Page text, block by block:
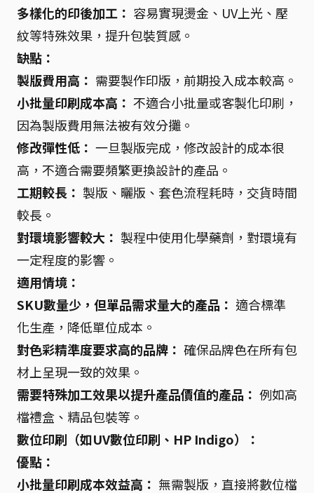
多樣化的印後加工： 容易實現燙金、UV上光、壓
紋等特殊效果，提升包裝質感。
缺點：
製版費用高： 需要製作印版，前期投入成本較高。
小批量印刷成本高： 不適合小批量或客製化印刷，
因為製版費用無法被有效分攤。
修改彈性低： 一旦製版完成，修改設計的成本很
高，不適合需要頻繁更換設計的產品。
工期較長： 製版、曬版、套色流程耗時，交貨時間
較長。
對環境影響較大： 製程中使用化學藥劑，對環境有
一定程度的影響。
適用情境：
SKU數量少，但單品需求量大的產品： 適合標準
化生產，降低單位成本。
對色彩精準度要求高的品牌： 確保品牌色在所有包
材上呈現一致的效果。
需要特殊加工效果以提升產品價值的產品： 例如高
檔禮盒、精品包裝等。
數位印刷（如UV數位印刷、HP Indigo）：
優點：
小批量印刷成本效益高： 無需製版，直接將數位檔